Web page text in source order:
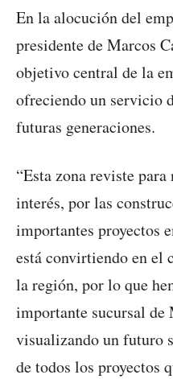
En la alocución del
presidente de Marcos
objetivo central de la
ofreciendo un servicio
futuras generaciones.
“Esta zona reviste
interés, por las
importantes proyectos
está convirtiendo en el
la región, por lo que
importante sucursal de
visualizando un futuro
de todos los proyectos